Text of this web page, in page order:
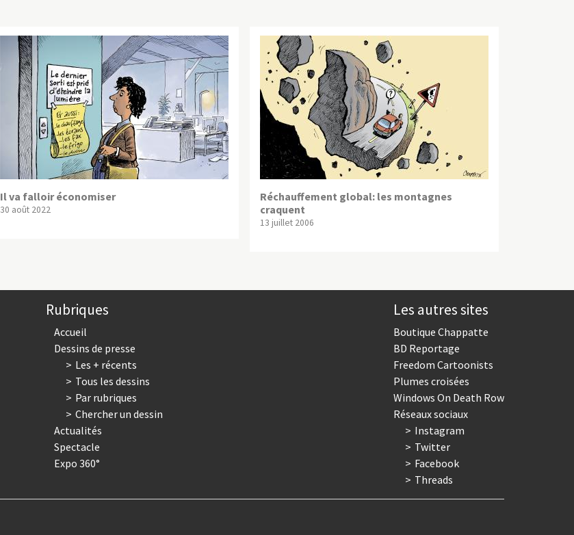
Il va falloir économiser
30 août 2022
Réchauffement global: les montagnes
craquent
13 juillet 2006
Rubriques
Accueil
Dessins de presse
Les + récents
Tous les dessins
Par rubriques
Chercher un dessin
Actualités
Spectacle
Expo 360°
Les autres sites
Boutique Chappatte
BD Reportage
Freedom Cartoonists
Plumes croisées
Windows On Death Row
Réseaux sociaux
Instagram
Twitter
Facebook
Threads